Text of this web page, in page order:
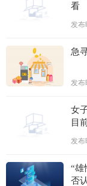
看
发布
急
发布
女
目
发布
“雄
否